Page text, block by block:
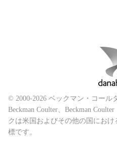
© 2000-2026 ベックマン・コール
Beckman Coulter、Beckman
クは米国およびその他の国におけ
標です。